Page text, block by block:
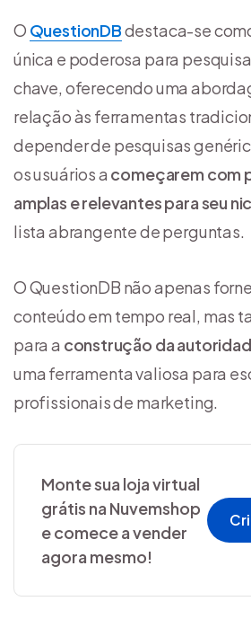
O QuestionDBdestaca-se
única e poderosa para
chave, oferecendo uma
relação às ferramentas
depender de pesquisas
os usuários a começarem com
amplas e relevantes para seu
lista abrangente de perguntas.
O QuestionDB não apenas
conteúdo em tempo real, mas
para a construção da
uma ferramenta valiosa para
profissionais de marketing.
Monte sua loja virtual
grátis na Nuvemshop
e comece a vender
agora mesmo!